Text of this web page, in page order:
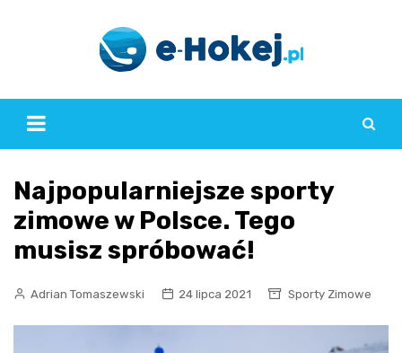
Najpopularniejsze sporty
zimowe w Polsce. Tego
musisz spróbować!
Adrian Tomaszewski 24 lipca 2021 Sporty Zimowe